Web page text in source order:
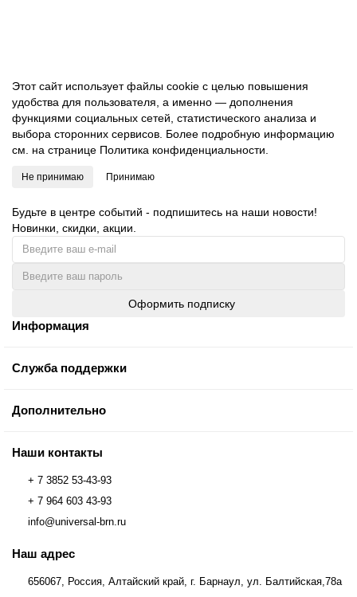
Этот сайт использует файлы cookie с целью повышения
удобства для пользователя, а именно — дополнения
функциями социальных сетей, статистического анализа и
выбора сторонних сервисов. Более подробную информацию
см. на странице Политика конфиденциальности.
Не принимаю Принимаю
Будьте в центре событий - подпишитесь на наши новости!
Новинки, скидки, акции.
Оформить подписку
Информация
Служба поддержки
Дополнительно
Наши контакты
+ 7 3852 53-43-93
+ 7 964 603 43-93
info@universal-brn.ru
Наш адрес
656067, Россия, Алтайский край, г. Барнаул, ул. Балтийская,78а